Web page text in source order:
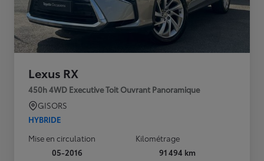
Lexus RX
450h 4WD Executive Toit Ouvrant Panoramique
GISORS
HYBRIDE
Mise en circulation
05-2016
Kilométrage
91 494 km